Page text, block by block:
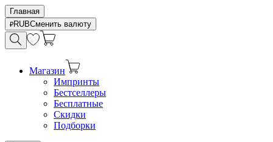
Главная
RUBСменить валюту
Магазин
Импринты
Бестселлеры
Бесплатные
Скидки
Подборки